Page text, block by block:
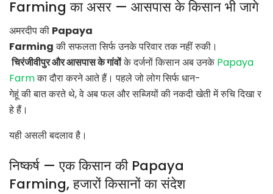
Farming का असर — आसपास के किसान भी जागे
अमरदीप की Papaya
Farmingकी सफलता सिर्फ उनके परिवार तक नहीं रुकी।
चिरंजीवीपुर और आसपास के गांवोंके दर्जनों किसान अब उनकेPapaya
Farmका दौरा करने आते हैं। पहले जो लोग सिर्फ धान-
गेहूं की बात करते थे, वे अब फल और सब्जियों की नकदी खेती में रुचि दिखा र
हे हैं।
यही असली बदलाव है।
निष्कर्ष — एक किसान की Papaya
Farming, हजारों किसानों का संदेश